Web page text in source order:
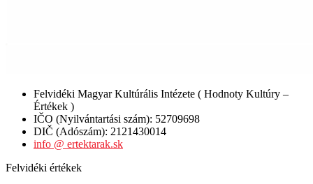
Felvidéki Magyar Kultúrális Intézete ( Hodnoty Kultúry –
Értékek )
IČO (Nyilvántartási szám): 52709698
DIČ (Adószám): 2121430014
info @ ertektarak.sk
Felvidéki értékek